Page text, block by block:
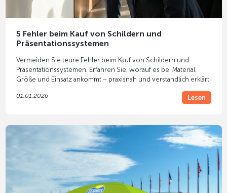
5 Fehler beim Kauf von Schildern und
Präsentationssystemen
Vermeiden Sie teure Fehler beim Kauf von Schildern und
Präsentationssystemen. Erfahren Sie, worauf es bei Material,
Größe und Einsatz ankommt – praxisnah und verständlich erklärt.
01.01.2026 Lesen